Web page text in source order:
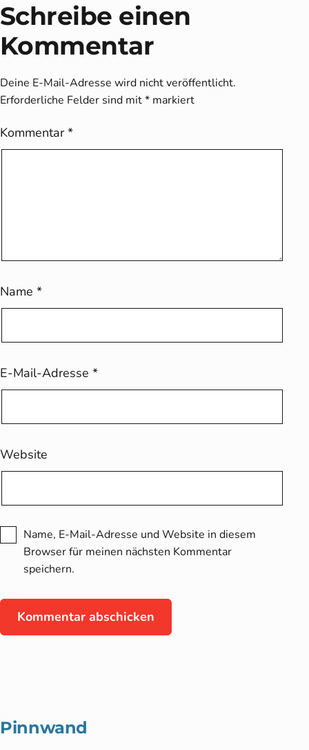
Schreibe einen
Kommentar
Deine E-Mail-Adresse wird nicht veröffentlicht.
Erforderliche Felder sind mit* markiert
Kommentar*
Name *
E-Mail-Adresse *
Website
Name, E-Mail-Adresse und Website in diesem
Browser für meinen nächsten Kommentar
speichern.
Pinnwand